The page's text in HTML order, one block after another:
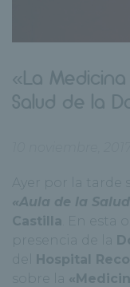
«La
Salud de la
Ayer por la tarde
«Aula de la
Castilla . En esta
presencia de la
del Hospital
sobre la